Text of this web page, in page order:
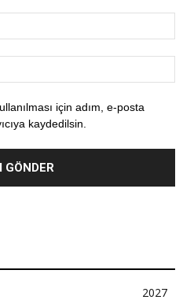
için adım, e-posta
kaydedilsin.
2027